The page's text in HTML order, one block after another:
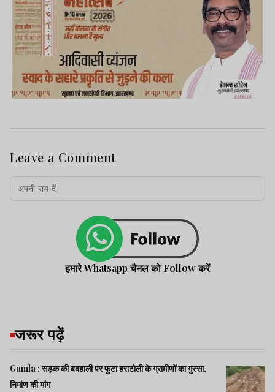
लायी. पुलिस सीसीटीवी फुटेज के आधार पर पूरे
मामले की जांच कर रही है.
Leave a Comment
हमारे Whatsapp चैनल को Follow करें
जरूर पढ़ें
Gumla : सड़क की बदहाली पर फूटा हराटोली के ग्रामीणों का गुस्सा,
निर्माण की मांग